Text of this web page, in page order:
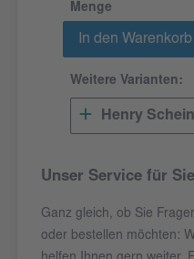
Menge
In den Warenkorb
Weitere Varianten:
Henry
Unser Service für
Ganz gleich, ob Sie
oder bestellen möchten: